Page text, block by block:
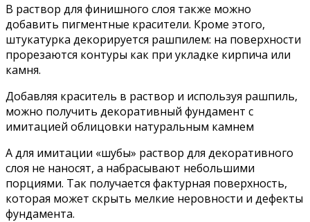
В раствор для финишного слоя также можно
добавить пигментные красители. Кроме этого,
штукатурка декорируется рашпилем: на поверхности
прорезаются контуры как при укладке кирпича или
камня.
Добавляя краситель в раствор и используя рашпиль,
можно получить декоративный фундамент с
имитацией облицовки натуральным камнем
А для имитации «шубы» раствор для декоративного
слоя не наносят, а набрасывают небольшими
порциями. Так получается фактурная поверхность,
которая может скрыть мелкие неровности и дефекты
фундамента.